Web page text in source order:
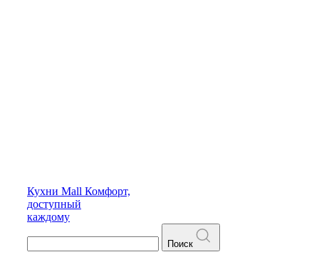
Кухни Mall Комфорт,
доступный
каждому
Поиск